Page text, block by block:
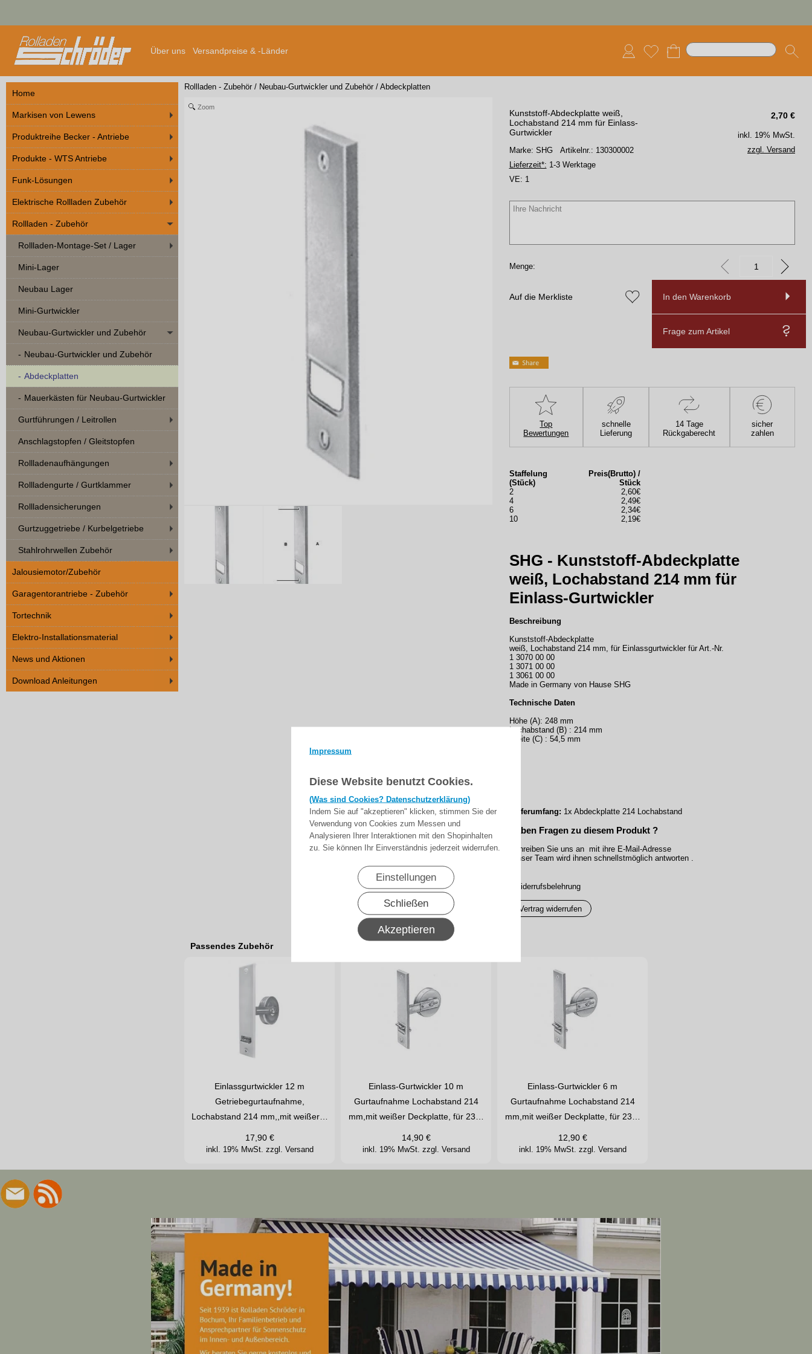
Impressum
Diese Website benutzt Cookies.
(Was sind Cookies? Datenschutzerklärung)
Indem Sie auf "akzeptieren" klicken, stimmen Sie der
Verwendung von Cookies zum Messen und
Analysieren Ihrer Interaktionen mit den Shopinhalten
zu. Sie können Ihr Einverständnis jederzeit widerrufen.
Einstellungen
Schließen
Akzeptieren
Über uns Versandpreise & -Länder
Home
Markisen von Lewens
Produktreihe Becker - Antriebe
Produkte - WTS Antriebe
Funk-Lösungen
Elektrische Rollladen Zubehör
Rollladen - Zubehör
Rollladen-Montage-Set / Lager
Mini-Lager
Neubau Lager
Mini-Gurtwickler
Neubau-Gurtwickler und Zubehör
Neubau-Gurtwickler und Zubehör
Abdeckplatten
Mauerkästen für Neubau-Gurtwickler
Gurtführungen / Leitrollen
Anschlagstopfen / Gleitstopfen
Rollladenaufhängungen
Rollladengurte / Gurtklammer
Rollladensicherungen
Gurtzuggetriebe / Kurbelgetriebe
Stahlrohrwellen Zubehör
Jalousiemotor/Zubehör
Garagentorantriebe - Zubehör
Tortechnik
Elektro-Installationsmaterial
News und Aktionen
Download Anleitungen
Rollladen - Zubehör / Neubau-Gurtwickler und Zubehör / Abdeckplatten
Zoom
2,70 €
Kunststoff-Abdeckplatte weiß,
Lochabstand 214 mm für Einlass-
Gurtwickler
Marke: SHG Artikelnr.: 130300002
Lieferzeit*: 1-3 Werktage
VE: 1
inkl. 19% MwSt.
zzgl. Versand
Menge:
Auf die Merkliste In den Warenkorb
Frage zum Artikel
Top
Bewertungen
schnelle
Lieferung
14 Tage
Rückgaberecht
sicher
zahlen
Staffelung
(Stück)
Preis(Brutto) /
Stück
2
2,60€
4
2,49€
6
2,34€
10
2,19€
SHG - Kunststoff-Abdeckplatte
weiß, Lochabstand 214 mm für
Einlass-Gurtwickler
Beschreibung
Kunststoff-Abdeckplatte
weiß, Lochabstand 214 mm, für Einlassgurtwickler für Art.-Nr.
1 3070 00 00
1 3071 00 00
1 3061 00 00
Made in Germany von Hause SHG
Technische Daten
Höhe (A): 248 mm
Lochabstand (B) : 214 mm
Breite (C) : 54,5 mm
Lieferumfang: 1x Abdeckplatte 214 Lochabstand
Haben Fragen zu diesem Produkt ?
Schreiben Sie uns an mit ihre E-Mail-Adresse
Unser Team wird ihnen schnellstmöglich antworten .
▸Widerrufsbelehrung
Vertrag widerrufen
Passendes Zubehör
Einlassgurtwickler 12 m
Getriebegurtaufnahme,
Lochabstand 214 mm,,mit weißer…
inkl. 19% MwSt. zzgl. Versand
17,90€
Einlass-Gurtwickler 10 m
Gurtaufnahme Lochabstand 214
mm,mit weißer Deckplatte, für 23…
inkl. 19% MwSt. zzgl. Versand
14,90€
Einlass-Gurtwickler 6 m
Gurtaufnahme Lochabstand 214
mm,mit weißer Deckplatte, für 23…
inkl. 19% MwSt. zzgl. Versand
12,90€